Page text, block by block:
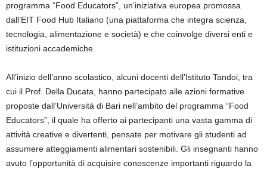
programma “Food Educators”, un’iniziativa europea promossa
dall’EIT Food Hub Italiano (una piattaforma che integra scienza,
tecnologia, alimentazione e società) e che coinvolge diversi enti e
istituzioni accademiche.
All’inizio dell’anno scolastico, alcuni docenti dell’Istituto Tandoi, tra
cui il Prof. Della Ducata, hanno partecipato alle azioni formative
proposte dall’Università di Bari nell’ambito del programma “Food
Educators”, il quale ha offerto ai partecipanti una vasta gamma di
attività creative e divertenti, pensate per motivare gli studenti ad
assumere atteggiamenti alimentari sostenibili. Gli insegnanti hanno
avuto l’opportunità di acquisire conoscenze importanti riguardo la